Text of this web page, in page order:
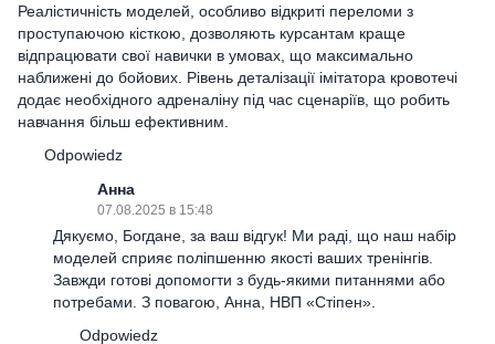
Реалістичність моделей, особливо відкриті переломи з
проступаючою кісткою, дозволяють курсантам краще
відпрацювати свої навички в умовах, що максимально
наближені до бойових. Рівень деталізації імітатора кровотечі
додає необхідного адреналіну під час сценаріїв, що робить
навчання більш ефективним.
Odpowiedz
Анна
07.08.2025 в 15:48
Дякуємо, Богдане, за ваш відгук! Ми раді, що наш набір
моделей сприяє поліпшенню якості ваших тренінгів.
Завжди готові допомогти з будь-якими питаннями або
потребами. З повагою, Анна, НВП «Стіпен».
Odpowiedz